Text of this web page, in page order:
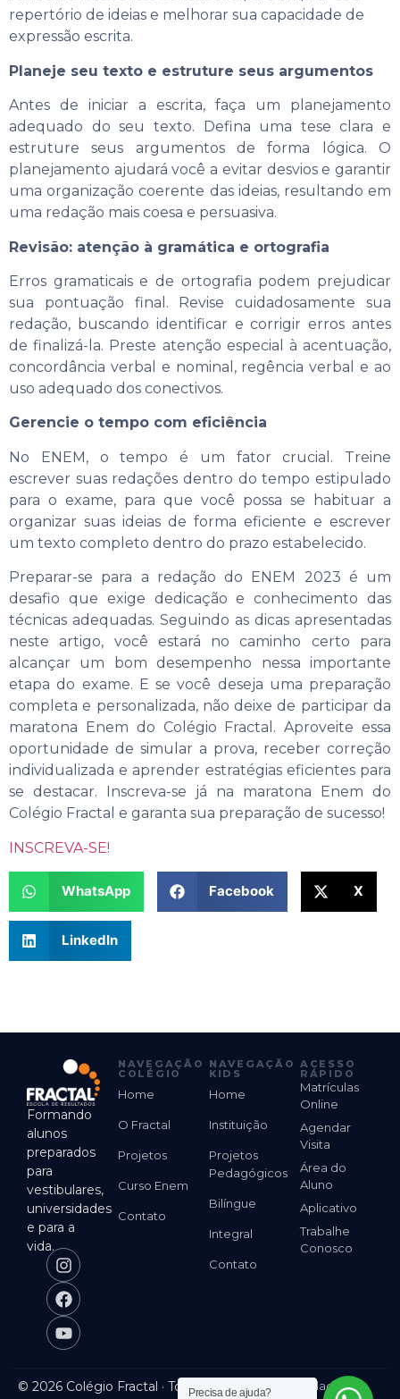
repertório de ideias e melhorar sua capacidade de
expressão escrita.
Planeje seu texto e estruture seus argumentos
Antes de iniciar a escrita, faça um planejamento
adequado do seu texto. Defina uma tese clara e
estruture seus argumentos de forma lógica. O
planejamento ajudará você a evitar desvios e garantir
uma organização coerente das ideias, resultando em
uma redação mais coesa e persuasiva.
Revisão: atenção à gramática e ortografia
Erros gramaticais e de ortografia podem prejudicar
sua pontuação final. Revise cuidadosamente sua
redação, buscando identificar e corrigir erros antes
de finalizá-la. Preste atenção especial à acentuação,
concordância verbal e nominal, regência verbal e ao
uso adequado dos conectivos.
Gerencie o tempo com eficiência
No ENEM, o tempo é um fator crucial. Treine
escrever suas redações dentro do tempo estipulado
para o exame, para que você possa se habituar a
organizar suas ideias de forma eficiente e escrever
um texto completo dentro do prazo estabelecido.
Preparar-se para a redação do ENEM 2023 é um
desafio que exige dedicação e conhecimento das
técnicas adequadas. Seguindo as dicas apresentadas
neste artigo, você estará no caminho certo para
alcançar um bom desempenho nessa importante
etapa do exame. E se você deseja uma preparação
completa e personalizada, não deixe de participar da
maratona Enem do Colégio Fractal. Aproveite essa
oportunidade de simular a prova, receber correção
individualizada e aprender estratégias eficientes para
se destacar. Inscreva-se já na maratona Enem do
Colégio Fractal e garanta sua preparação de sucesso!
INSCREVA-SE!
WhatsApp Facebook X
LinkedIn
Formando
alunos
preparados
para
vestibulares,
universidades
e para a
vida.
NAVEGAÇÃO
COLÉGIO
Home
O Fractal
Projetos
Curso Enem
Contato
NAVEGAÇÃO
KIDS
Home
Instituição
Projetos
Pedagógicos
Bilíngue
Integral
Contato
ACESSO
RÁPIDO
Matrículas
Online
Agendar
Visita
Área do
Aluno
Aplicativo
Trabalhe
Conosco
© 2026 Colégio Fractal · Todos Política de Privacidade
Precisa de ajuda?